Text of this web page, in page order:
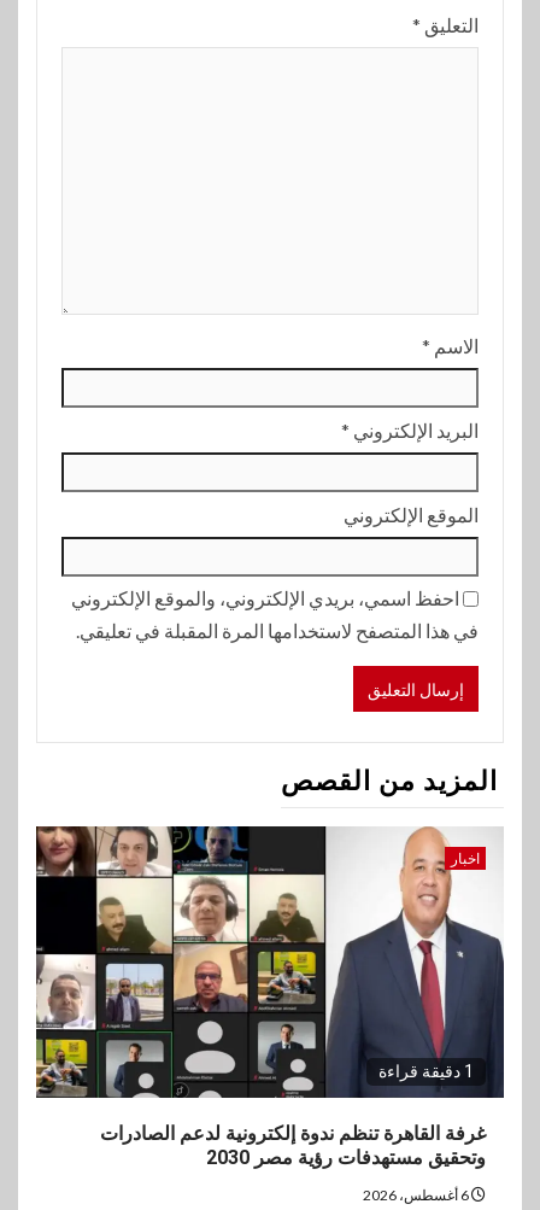
التعليق *
الاسم *
البريد الإلكتروني *
الموقع الإلكتروني
احفظ اسمي، بريدي الإلكتروني، والموقع الإلكتروني
في هذا المتصفح لاستخدامها المرة المقبلة في تعليقي.
المزيد من القصص
اخبار
1 دقيقة قراءة
غرفة القاهرة تنظم ندوة إلكترونية لدعم الصادرات
وتحقيق مستهدفات رؤية مصر 2030